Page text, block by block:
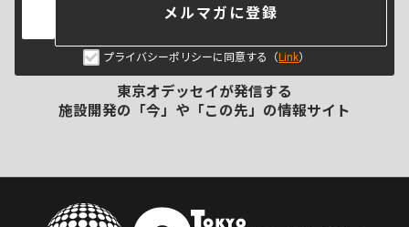
メルマガに登録
プライバシーポリシーに同意する（ Link）
東京オデッセイが発信する
施設開発の「今」や「この先」の情報サイト